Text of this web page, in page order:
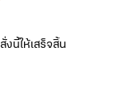
นี้ให้เสร็จสิ้น